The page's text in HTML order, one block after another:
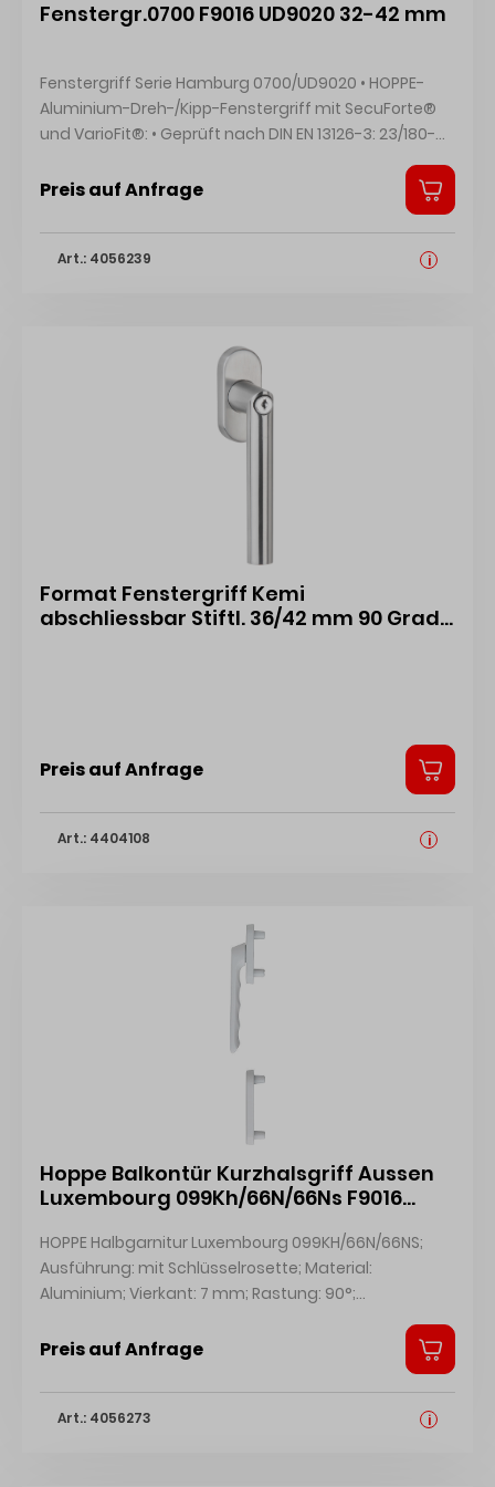
Fenstergr.0700 F9016 UD9020 32-42 mm
Fenstergriff Serie Hamburg 0700/UD9020 • HOPPE-
Aluminium-Dreh-/Kipp-Fenstergriff mit SecuForte®
und VarioFit®: • Geprüft nach DIN EN 13126-3: 23/180-
Abdeckung: Teil-Abdeckkappe • Unterkonstruktion:
Längenvariabilität, stufenlose Anpassung durch
integrierte Druckfeder im Griffhals • Befestigung:
Am Plausdorfer Tor 13, 35260 Stadtallendorf, DE,
+4964289320, info@hoppe.com
Preis auf Anfrage
Art.: 4056239 i
Format Fenstergriff Kemi
abschliessbar Stiftl. 36/42 mm 90 Grad
Preis auf Anfrage
Art.: 4404108 i
Hoppe Balkontür Kurzhalsgriff Aussen
Luxembourg 099Kh/66N/66Ns F9016
HOPPE Halbgarnitur Luxembourg 099KH/66N/66NS;
Ausführung: mit Schlüsselrosette; Material:
Aluminium; Vierkant: 7 mm; Rastung: 90°;
Befestigungstechnik: mit Stütznocken; Lieferung:
ohne Schrauben; Einsatzbereich: Fenstertür; Basis:
Halbgarnitur; Farbe: weiß; DIN-Richtung: DIN Links-
Rechts; Modellnummer: 099KH/66N/66NS;
Preis auf Anfrage
Art.: 4056273 i